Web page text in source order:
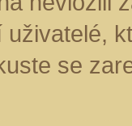
uživatelé,
se